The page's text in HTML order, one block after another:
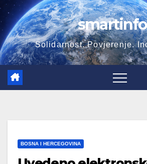
Skip
to
content
smartinfo
Solidarnost. Povjerenje.
BOSNA I HERCEGOVINA